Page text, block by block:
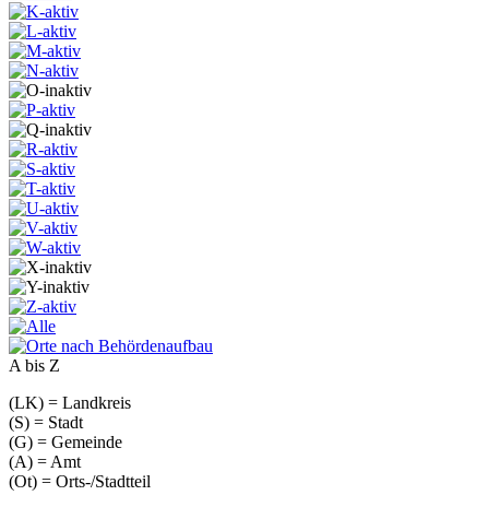
A bis Z
(LK) = Landkreis
(S) = Stadt
(G) = Gemeinde
(A) = Amt
(Ot) = Orts-/Stadtteil